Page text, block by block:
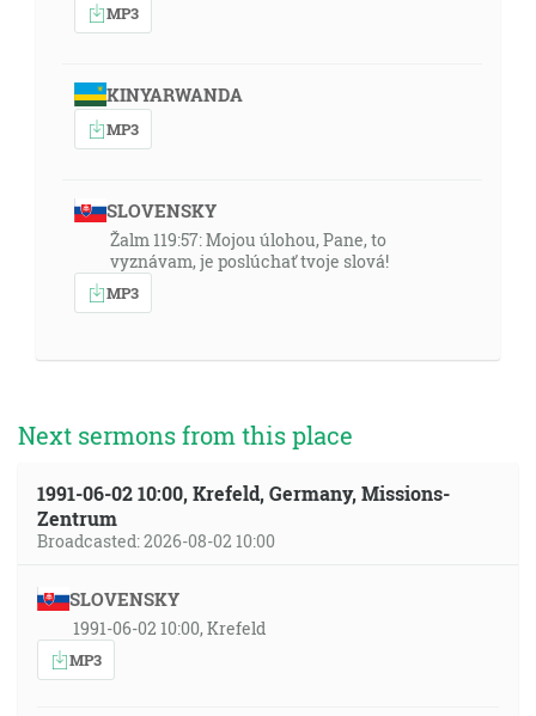
MP3
KINYARWANDA
MP3
SLOVENSKY
Žalm 119:57: Mojou úlohou, Pane, to
vyznávam, je poslúchať tvoje slová!
MP3
Next sermons from this place
1991-06-02 10:00, Krefeld, Germany, Missions-
Zentrum
Broadcasted: 2026-08-02 10:00
SLOVENSKY
1991-06-02 10:00, Krefeld
MP3